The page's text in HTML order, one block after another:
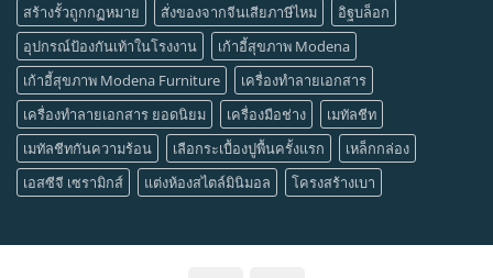
สร้างรั้วถูกกฏหมาย
สั่งของจากจีนเสียภาษีไหม
อิฐบล็อก
อุปกรณ์ป้องกันเท้าในโรงงาน
เก้าอี้สุขภาพ Modena
เก้าอี้สุขภาพ Modena Furniture
เครื่องทำลายเอกสาร
เครื่องทำลายเอกสาร ยอดนิยม
เครื่องมือช่าง
เมทัลชีท
เมทัลชีทกันความร้อน
เลือกระเบื้องปูพื้นครั้งแรก
เหล็กกล่อง
เอสซีจี เซรามิกส์
แต่งห้องสไตล์มินิมอล โครงสร้างเบา